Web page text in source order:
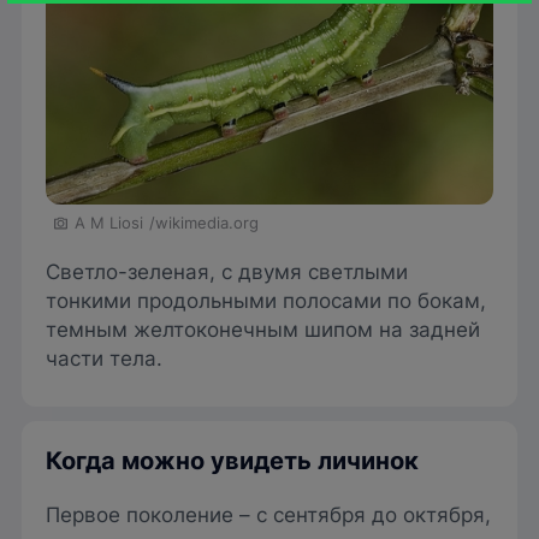
A M Liosi /wikimedia.org
Светло-зеленая, с двумя светлыми
тонкими продольными полосами по бокам,
темным желтоконечным шипом на задней
части тела.
Когда можно увидеть личинок
Первое поколение – с сентября до октября,